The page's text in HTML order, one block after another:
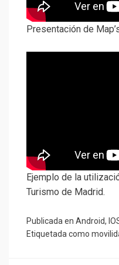
Presentación de
Ejemplo de la
Turismo de Madrid.
Publicada en Android,
Etiquetada como